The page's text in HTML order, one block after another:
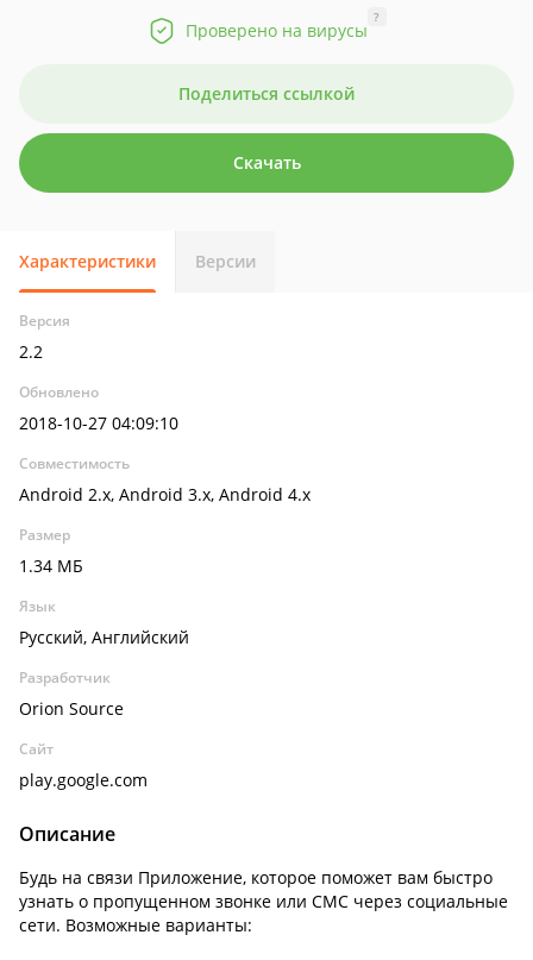
Проверено на вирусы
?
Поделиться ссылкой
Скачать
Характеристики Версии
Версия
2.2
Обновлено
2018-10-27 04:09:10
Совместимость
Android 2.x, Android 3.x, Android 4.x
Размер
1.34 МБ
Язык
Русский, Английский
Разработчик
Orion Source
Сайт
play.google.com
Описание
Будь на связи Приложение, которое поможет вам быстро
узнать о пропущенном звонке или СМС через социальные
сети. Возможные варианты: